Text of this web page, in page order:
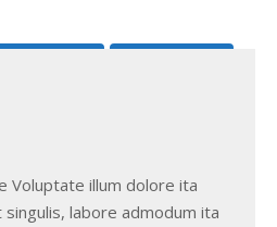
Voluptate illum dolore ita
labore admodum ita